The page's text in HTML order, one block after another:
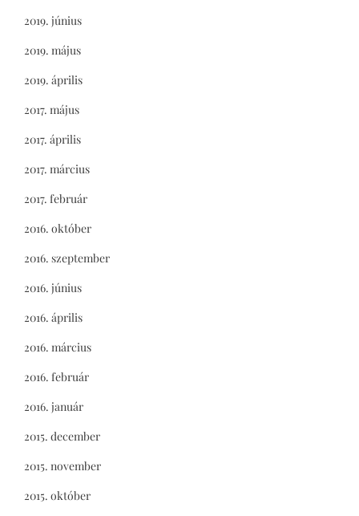
2019. június
2019. május
2019. április
2017. május
2017. április
2017. március
2017. február
2016. október
2016. szeptember
2016. június
2016. április
2016. március
2016. február
2016. január
2015. december
2015. november
2015. október